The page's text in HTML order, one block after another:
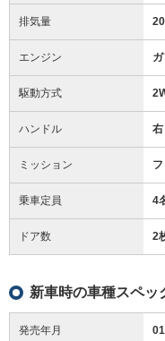
排気量
エンジン
駆動方式
ハンドル 右
ミッション
乗車定員 4
ドア数 2
新車時の車種スペッ
発売年月